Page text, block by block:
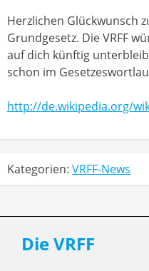
Herzlichen Glückwunsch
Grundgesetz. Die VRFF
auf dich künftig
schon im
http://de.wikipedia.org/
Kategorien: VRFF-News
Die VRFF